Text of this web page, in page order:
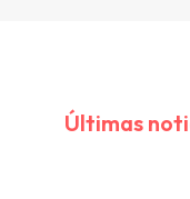
Últimas